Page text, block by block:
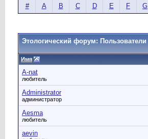
# A B C D E F G
Этологический форум: Пользователи
Имя
A-nat
любитель
Administrator
администратор
Aesma
любитель
aevin